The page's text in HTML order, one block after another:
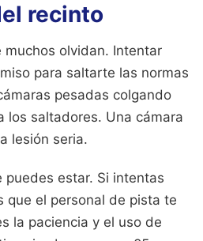
recinto
olvidan. Intentar
para saltarte las normas
pesadas colgando
los saltadores. Una cámara
lesión seria.
estar. Si intentas
que el personal de pista te
la paciencia y el uso de